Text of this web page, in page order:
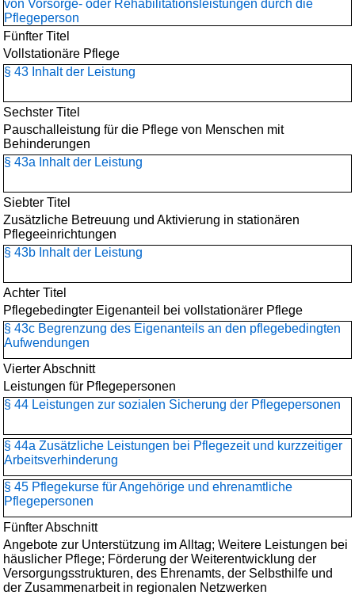
von Vorsorge- oder Rehabilitationsleistungen durch die
Pflegeperson
Fünfter Titel
Vollstationäre Pflege
§ 43 Inhalt der Leistung
Sechster Titel
Pauschalleistung für die Pflege von Menschen mit
Behinderungen
§ 43a Inhalt der Leistung
Siebter Titel
Zusätzliche Betreuung und Aktivierung in stationären
Pflegeeinrichtungen
§ 43b Inhalt der Leistung
Achter Titel
Pflegebedingter Eigenanteil bei vollstationärer Pflege
§ 43c Begrenzung des Eigenanteils an den pflegebedingten
Aufwendungen
Vierter Abschnitt
Leistungen für Pflegepersonen
§ 44 Leistungen zur sozialen Sicherung der Pflegepersonen
§ 44a Zusätzliche Leistungen bei Pflegezeit und kurzzeitiger
Arbeitsverhinderung
§ 45 Pflegekurse für Angehörige und ehrenamtliche
Pflegepersonen
Fünfter Abschnitt
Angebote zur Unterstützung im Alltag; Weitere Leistungen bei
häuslicher Pflege; Förderung der Weiterentwicklung der
Versorgungsstrukturen, des Ehrenamts, der Selbsthilfe und
der Zusammenarbeit in regionalen Netzwerken